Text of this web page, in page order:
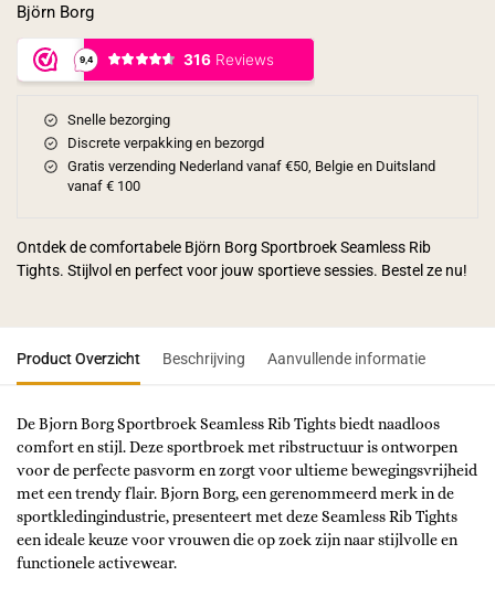
Björn Borg
Snelle bezorging
Discrete verpakking en bezorgd
Gratis verzending Nederland vanaf €50, Belgie en Duitsland
vanaf € 100
Ontdek de comfortabele Björn Borg Sportbroek Seamless Rib
Tights. Stijlvol en perfect voor jouw sportieve sessies. Bestel ze nu!
Product Overzicht Beschrijving Aanvullende informatie
De Bjorn Borg Sportbroek Seamless Rib Tights biedt naadloos
comfort en stijl. Deze sportbroek met ribstructuur is ontworpen
voor de perfecte pasvorm en zorgt voor ultieme bewegingsvrijheid
met een trendy flair. Bjorn Borg, een gerenommeerd merk in de
sportkledingindustrie, presenteert met deze Seamless Rib Tights
een ideale keuze voor vrouwen die op zoek zijn naar stijlvolle en
functionele activewear.